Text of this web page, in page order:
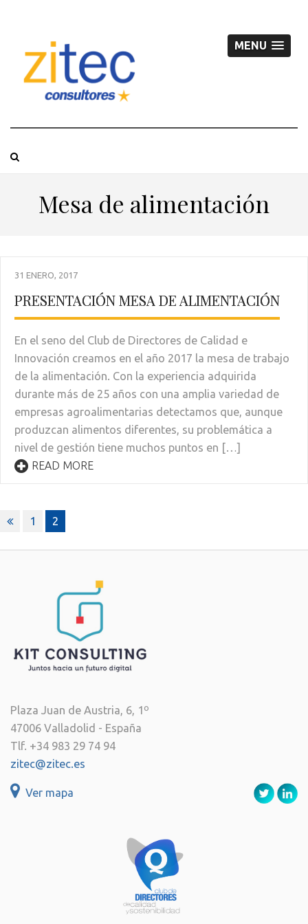
MENU
Mesa de alimentación
31 ENERO, 2017
PRESENTACIÓN MESA DE ALIMENTACIÓN
En el seno del Club de Directores de Calidad e
Innovación creamos en el año 2017 la mesa de trabajo
de la alimentación. Con la experiencia adquirida
durante más de 25 años con una amplia variedad de
empresas agroalimentarias detectamos que, aunque
produzcan alimentos diferentes, su problemática a
nivel de gestión tiene muchos puntos en […]
READ MORE
Paginación
1 2
Plaza Juan de Austria, 6, 1º
47006 Valladolid - España
Tlf. +34 983 29 74 94
zitec@zitec.es
Ver mapa